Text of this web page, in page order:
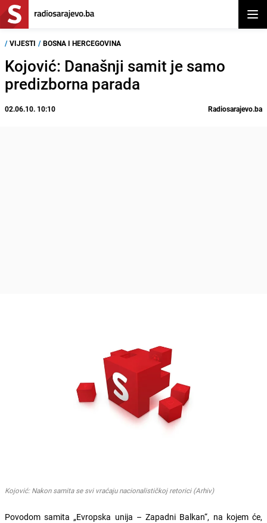
/ VIJESTI / BOSNA I HERCEGOVINA
Kojović: Današnji samit je samo
predizborna parada
02.06.10. 10:10 Radiosarajevo.ba
Kojović: Nakon samita se svi vraćaju nacionalističkoj retorici (Arhiv)
Povodom samita „Evropska unija – Zapadni Balkan“, na kojem će,